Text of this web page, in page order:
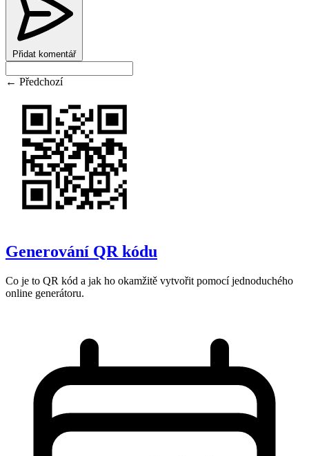
Přidat komentář
← Předchozí
Generování QR kódu
Co je to QR kód a jak ho okamžitě vytvořit pomocí jednoduchého
online generátoru.